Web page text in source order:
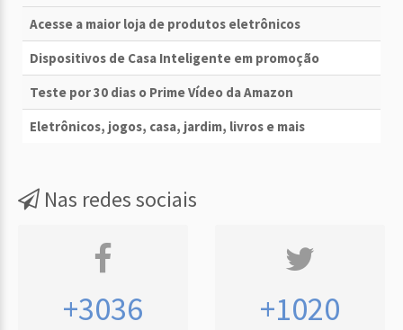
Acesse a maior loja de produtos eletrônicos
Dispositivos de Casa Inteligente em promoção
Teste por 30 dias o Prime Vídeo da Amazon
Eletrônicos, jogos, casa, jardim, livros e mais
Nas redes sociais
+3036 +1020